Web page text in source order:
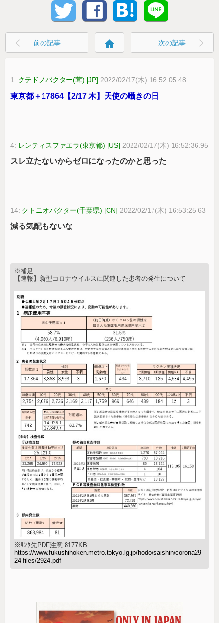
前の記事 home 次の記事
1: クテドノバクター(茸) [JP] 2022/02/17(木) 16:52:05.48
東京都＋17864【2/17 木】天使の囁きの日
4: レンティスファエラ(東京都) [US] 2022/02/17(木) 16:52:36.95
スレ立たないからゼロになったのかと思った
14: クトニオバクター(千葉県) [CN] 2022/02/17(木) 16:53:25.63
減る気配もないな
※補足
【速報】新型コロナウイルスに関連した患者の発生について
※ﾘﾝｸ先PDF注意 8177KB
https://www.fukushihoken.metro.tokyo.lg.jp/hodo/saishin/corona29
24.files/2924.pdf